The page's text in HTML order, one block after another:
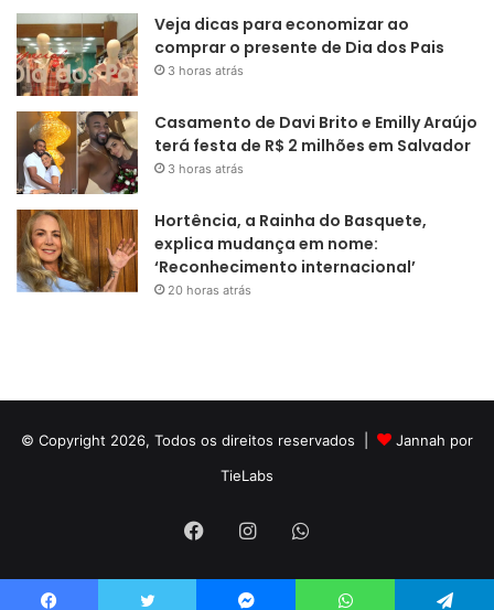
Veja dicas para economizar ao
comprar o presente de Dia dos Pais
3 horas atrás
Casamento de Davi Brito e Emilly Araújo
terá festa de R$ 2 milhões em Salvador
3 horas atrás
Hortência, a Rainha do Basquete,
explica mudança em nome:
‘Reconhecimento internacional’
20 horas atrás
© Copyright 2026, Todos os direitos reservados |
Jannah por
TieLabs
FacebookInstagramWhatsApp